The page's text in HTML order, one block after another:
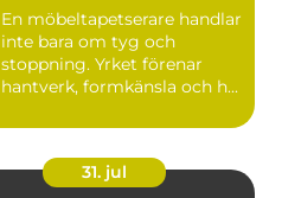
En möbeltapetserare handlar
inte bara om tyg och
stoppning. Yrket förenar
hantverk, formkänsla och h...
31. jul